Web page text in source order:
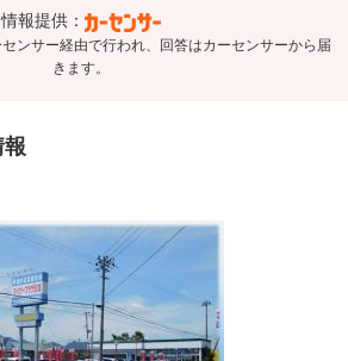
情報提供：
ンサー経由で行われ、回答はカーセンサーから届
きます。